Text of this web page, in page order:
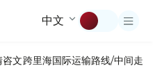
中文
咨文跨里海国际运输路线/中间走廊